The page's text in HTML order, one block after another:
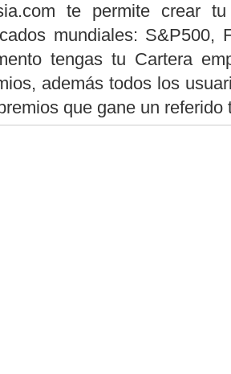
te permite crear
mundiales:
tengas tu Cartera
además todos los
que gane un